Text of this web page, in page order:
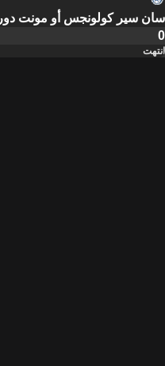
سان سير كولونجس أو مونت دور
0
انتهت